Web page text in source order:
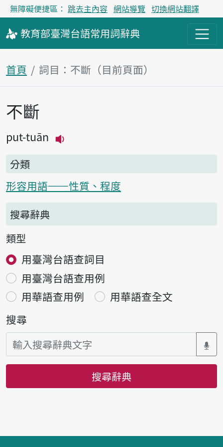
無障礙便捷區： 跳去主內容 網站導覽 切換網站翻譯
教育部臺灣台語常用詞辭典
首頁 詞目：不斷（目前頁面）
主內容區塊
不斷
put-tuān
分類
形容用語——性質、程度
搜尋辭典
類型
用臺灣台語查詞目
用臺灣台語查用例
用華語查用例
用華語查全文
搜尋
搜尋辭典